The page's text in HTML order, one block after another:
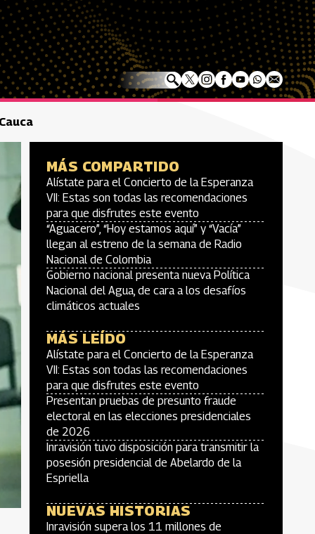
MÁS COMPARTIDO
Alístate para el Concierto de la Esperanza
VII: Estas son todas las recomendaciones
para que disfrutes este evento
“Aguacero”, “Hoy estamos aquí” y “Vacía”
llegan al estreno de la semana de Radio
Nacional de Colombia
Gobierno nacional presenta nueva Política
Nacional del Agua, de cara a los desafíos
climáticos actuales
MÁS LEÍDO
Alístate para el Concierto de la Esperanza
VII: Estas son todas las recomendaciones
para que disfrutes este evento
Presentan pruebas de presunto fraude
electoral en las elecciones presidenciales
de 2026
Inravisión tuvo disposición para transmitir la
posesión presidencial de Abelardo de la
Espriella
NUEVAS HISTORIAS
Inravisión supera los 11 millones de